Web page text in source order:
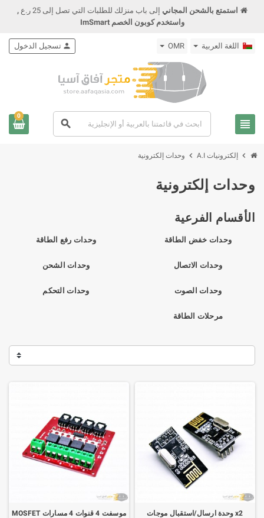
استمتع بالشحن المجاني إلى باب منزلك للطلبات التي تصل إلى 25 ر.ع
,
واستخدم كوبون الخصم ImSmart
اللغة العربية OMR
view_headline
search
person تسجيل الدخول
0
chevron_right إلكترونيات A.I chevron_right وحدات إلكترونية
وحدات إلكترونية
الأقسام الفرعية
وحدات خفض الطاقة وحدات رفع الطاقة
وحدات الاتصال وحدات الشحن
وحدات الصوت وحدات التحكم
مرحلات الطاقة
x2 وحدة ارسال/استقبال موجات
موسفت 4 قنوات 4 مسارات MOSFET